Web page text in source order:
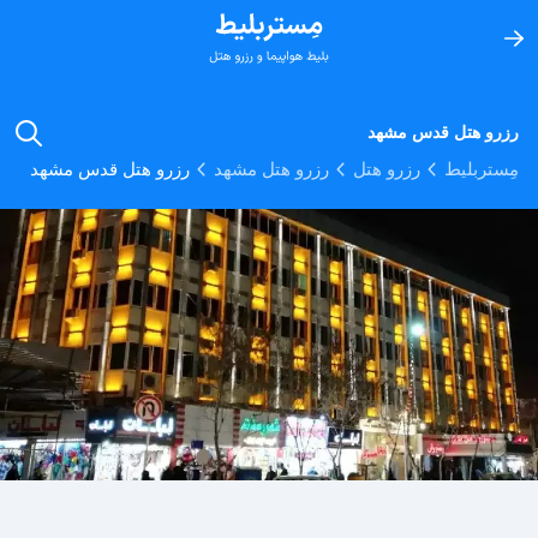
رزرو هتل قدس مشهد
مِستربلیط رزرو هتل رزرو هتل مشهد رزرو هتل قدس مشهد